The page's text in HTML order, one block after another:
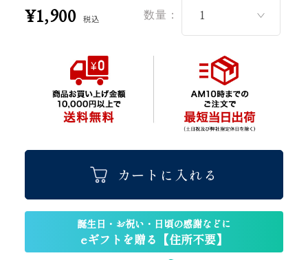
¥1,900 税込 数量：
カートに入れる